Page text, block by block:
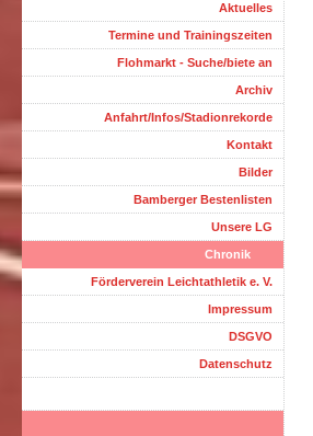
Aktuelles
Termine und Trainingszeiten
Flohmarkt - Suche/biete an
Archiv
Anfahrt/Infos/Stadionrekorde
Kontakt
Bilder
Bamberger Bestenlisten
Unsere LG
Chronik
Förderverein Leichtathletik e. V.
Impressum
DSGVO
Datenschutz